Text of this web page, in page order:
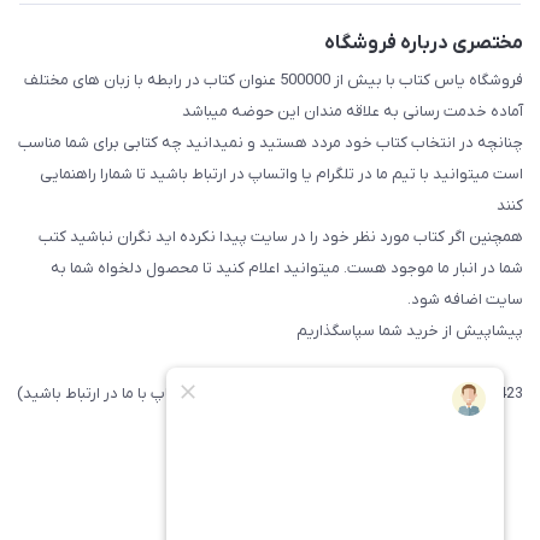
مختصری درباره فروشگاه
فروشگاه یاس کتاب با بیش از 500000 عنوان کتاب در رابطه با زبان های مختلف
آماده خدمت رسانی به علاقه مندان این حوضه میباشد
چنانچه در انتخاب کتاب خود مردد هستید و نمیدانید چه کتابی برای شما مناسب
است میتوانید با تیم ما در تلگرام یا واتساپ در ارتباط باشید تا شما‌را راهنمایی
کنند
همچنین اگر کتاب مورد نظر خود را در سایت پیدا نکرده اید نگران نباشید کتب
شما در انبار ما موجود هست. میتوانید اعلام کنید تا محصول دلخواه شما به
سایت اضافه شود.
پیشاپیش از خرید شما سپاسگذاریم
09371742423 (لطفا فقط پیامک داده و یا از طریق واتساپ با ما در ارتباط باشید)